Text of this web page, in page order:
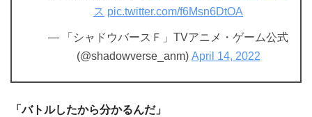
ス pic.twitter.com/f6Msn6DtOA
— 「シャドウバースＦ」TVアニメ・ゲーム公式
(@shadowverse_anm) April 14, 2022
「バトルしたから分かるんだ」